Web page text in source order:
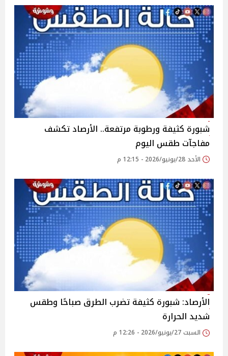
شبورة كثيفة ورطوبة مرتفعة.. الأرصاد تكشف
مفاجآت طقس اليوم
الأحد 28/يونيو/2026 - 12:15 م
الأرصاد: شبورة كثيفة تضرب الطرق صباحًا وطقس
شديد الحرارة
السبت 27/يونيو/2026 - 12:26 م